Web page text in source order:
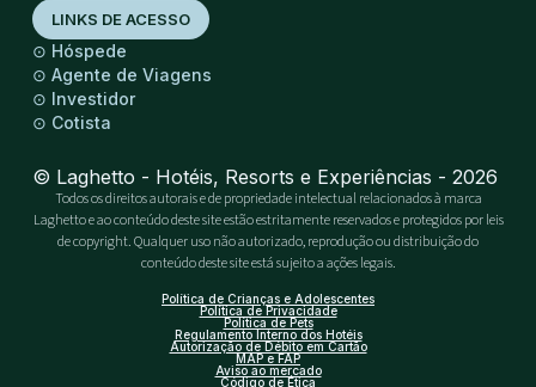
LINKS DE ACESSO
⊙ Hóspede
⊙ Agente de Viagens
⊙ Investidor
⊙ Cotista
© Laghetto - Hotéis, Resorts e Experiências - 2026
Todos os direitos autorais e de propriedade intelectual relacionados à marca
Laghetto e ao conteúdo deste site estão estritamente reservados e protegidos por leis
de copyright. Qualquer uso não autorizado, reprodução ou distribuição do
conteúdo deste site está sujeito a ações legais.
Política de Crianças e Adolescentes
Política de Privacidade
Política de Pets
Regulamento Interno dos Hotéis
Autorização de Débito em Cartão
MAP e FAP
Aviso ao mercado
Código de Ética